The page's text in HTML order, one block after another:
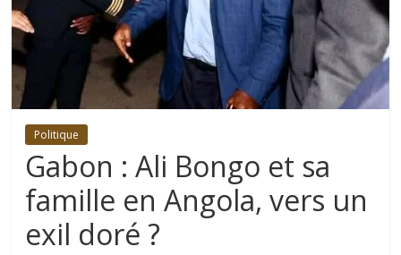
Politique
Gabon : Ali Bongo et sa
famille en Angola, vers un
exil doré ?